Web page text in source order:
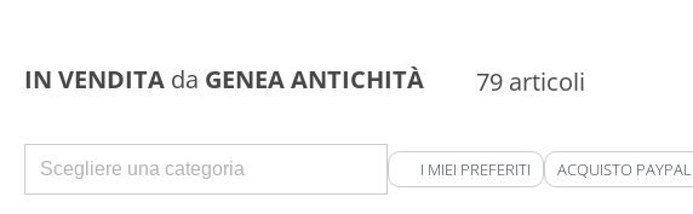
IN VENDITA da GENEA ANTICHITÀ 79 articoli
I MIEI PREFERITI ACQUISTO PAYPAL